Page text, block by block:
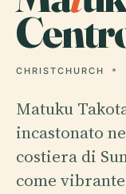
CHRISTCHURCH
Matuku
incastonato
costiera di
come